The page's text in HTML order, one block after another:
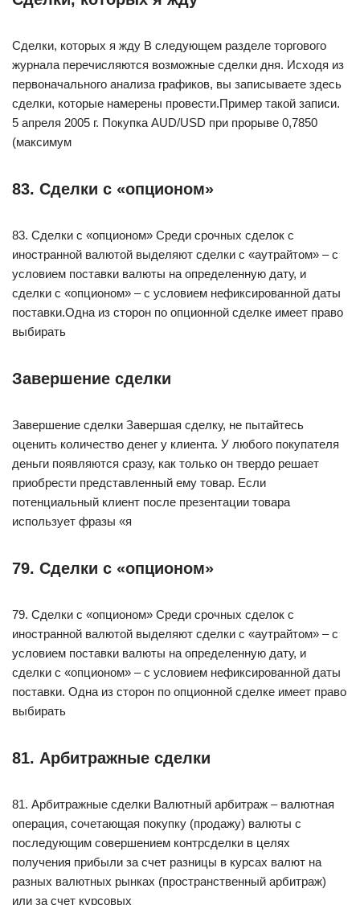
Сделки, которых я жду В следующем разделе торгового
журнала перечисляются возможные сделки дня. Исходя из
первоначального анализа графиков, вы записываете здесь
сделки, которые намерены провести.Пример такой записи.
5 апреля 2005 г. Покупка AUD/USD при прорыве 0,7850
(максимум
83. Сделки с «опционом»
83. Сделки с «опционом» Среди срочных сделок с
иностранной валютой выделяют сделки с «аутрайтом» – с
условием поставки валюты на определенную дату, и
сделки с «опционом» – с условием нефиксированной даты
поставки.Одна из сторон по опционной сделке имеет право
выбирать
Завершение сделки
Завершение сделки Завершая сделку, не пытайтесь
оценить количество денег у клиента. У любого покупателя
деньги появляются сразу, как только он твердо решает
приобрести представленный ему товар. Если
потенциальный клиент после презентации товара
использует фразы «я
79. Сделки с «опционом»
79. Сделки с «опционом» Среди срочных сделок с
иностранной валютой выделяют сделки с «аутрайтом» – с
условием поставки валюты на определенную дату, и
сделки с «опционом» – с условием нефиксированной даты
поставки. Одна из сторон по опционной сделке имеет право
выбирать
81. Арбитражные сделки
81. Арбитражные сделки Валютный арбитраж – валютная
операция, сочетающая покупку (продажу) валюты с
последующим совершением контрсделки в целях
получения прибыли за счет разницы в курсах валют на
разных валютных рынках (пространственный арбитраж)
или за счет курсовых